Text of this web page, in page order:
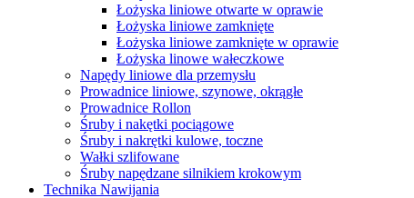
Łożyska liniowe otwarte w oprawie
Łożyska liniowe zamknięte
Łożyska liniowe zamknięte w oprawie
Łożyska linowe wałeczkowe
Napędy liniowe dla przemysłu
Prowadnice liniowe, szynowe, okrągłe
Prowadnice Rollon
Śruby i nakętki pociągowe
Śruby i nakrętki kulowe, toczne
Wałki szlifowane
Śruby napędzane silnikiem krokowym
Technika Nawijania